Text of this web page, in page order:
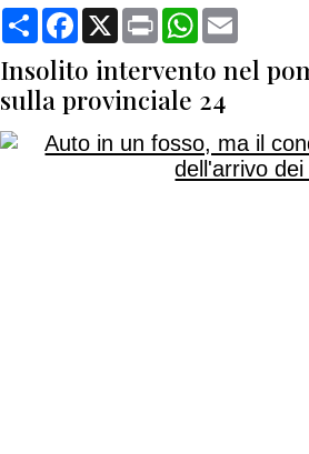
CondividiFacebook
X Print WhatsApp
Insolito intervento nel
sulla provinciale 24